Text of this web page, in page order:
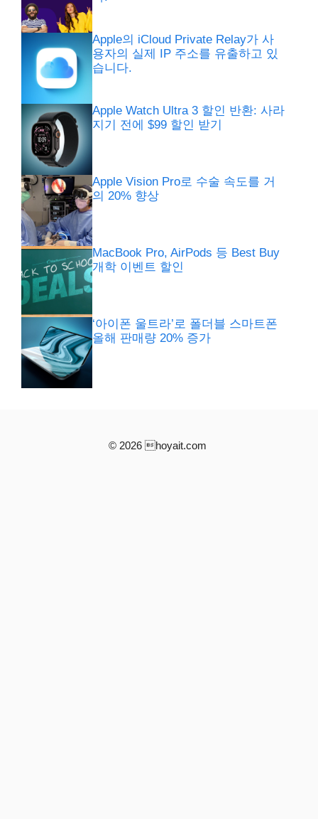
Apple의 iCloud Private Relay가 사
용자의 실제 IP 주소를 유출하고 있
습니다.
Apple Watch Ultra 3 할인 반환: 사라
지기 전에 $99 할인 받기
Apple Vision Pro로 수술 속도를 거
의 20% 향상
MacBook Pro, AirPods 등 Best Buy
개학 이벤트 할인
‘아이폰 울트라’로 폴더블 스마트폰
올해 판매량 20% 증가
© 2026 hoyait.com